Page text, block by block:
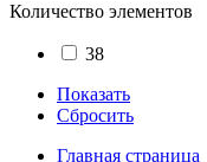
Количество элементов
38
Показать
Сбросить
Главная страница